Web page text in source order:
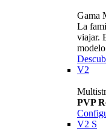
Gama
La
viajar.
V2
PVP
V2 S